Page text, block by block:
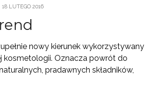
18 LUTEGO 2016
nowy kierunek wykorzystywany
kosmetologii. Oznacza powrót do
pradawnych składników,